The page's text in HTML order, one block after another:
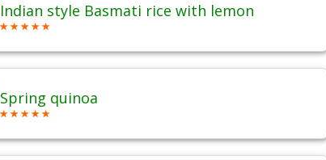
Indian style Basmati rice with lemon
Spring quinoa